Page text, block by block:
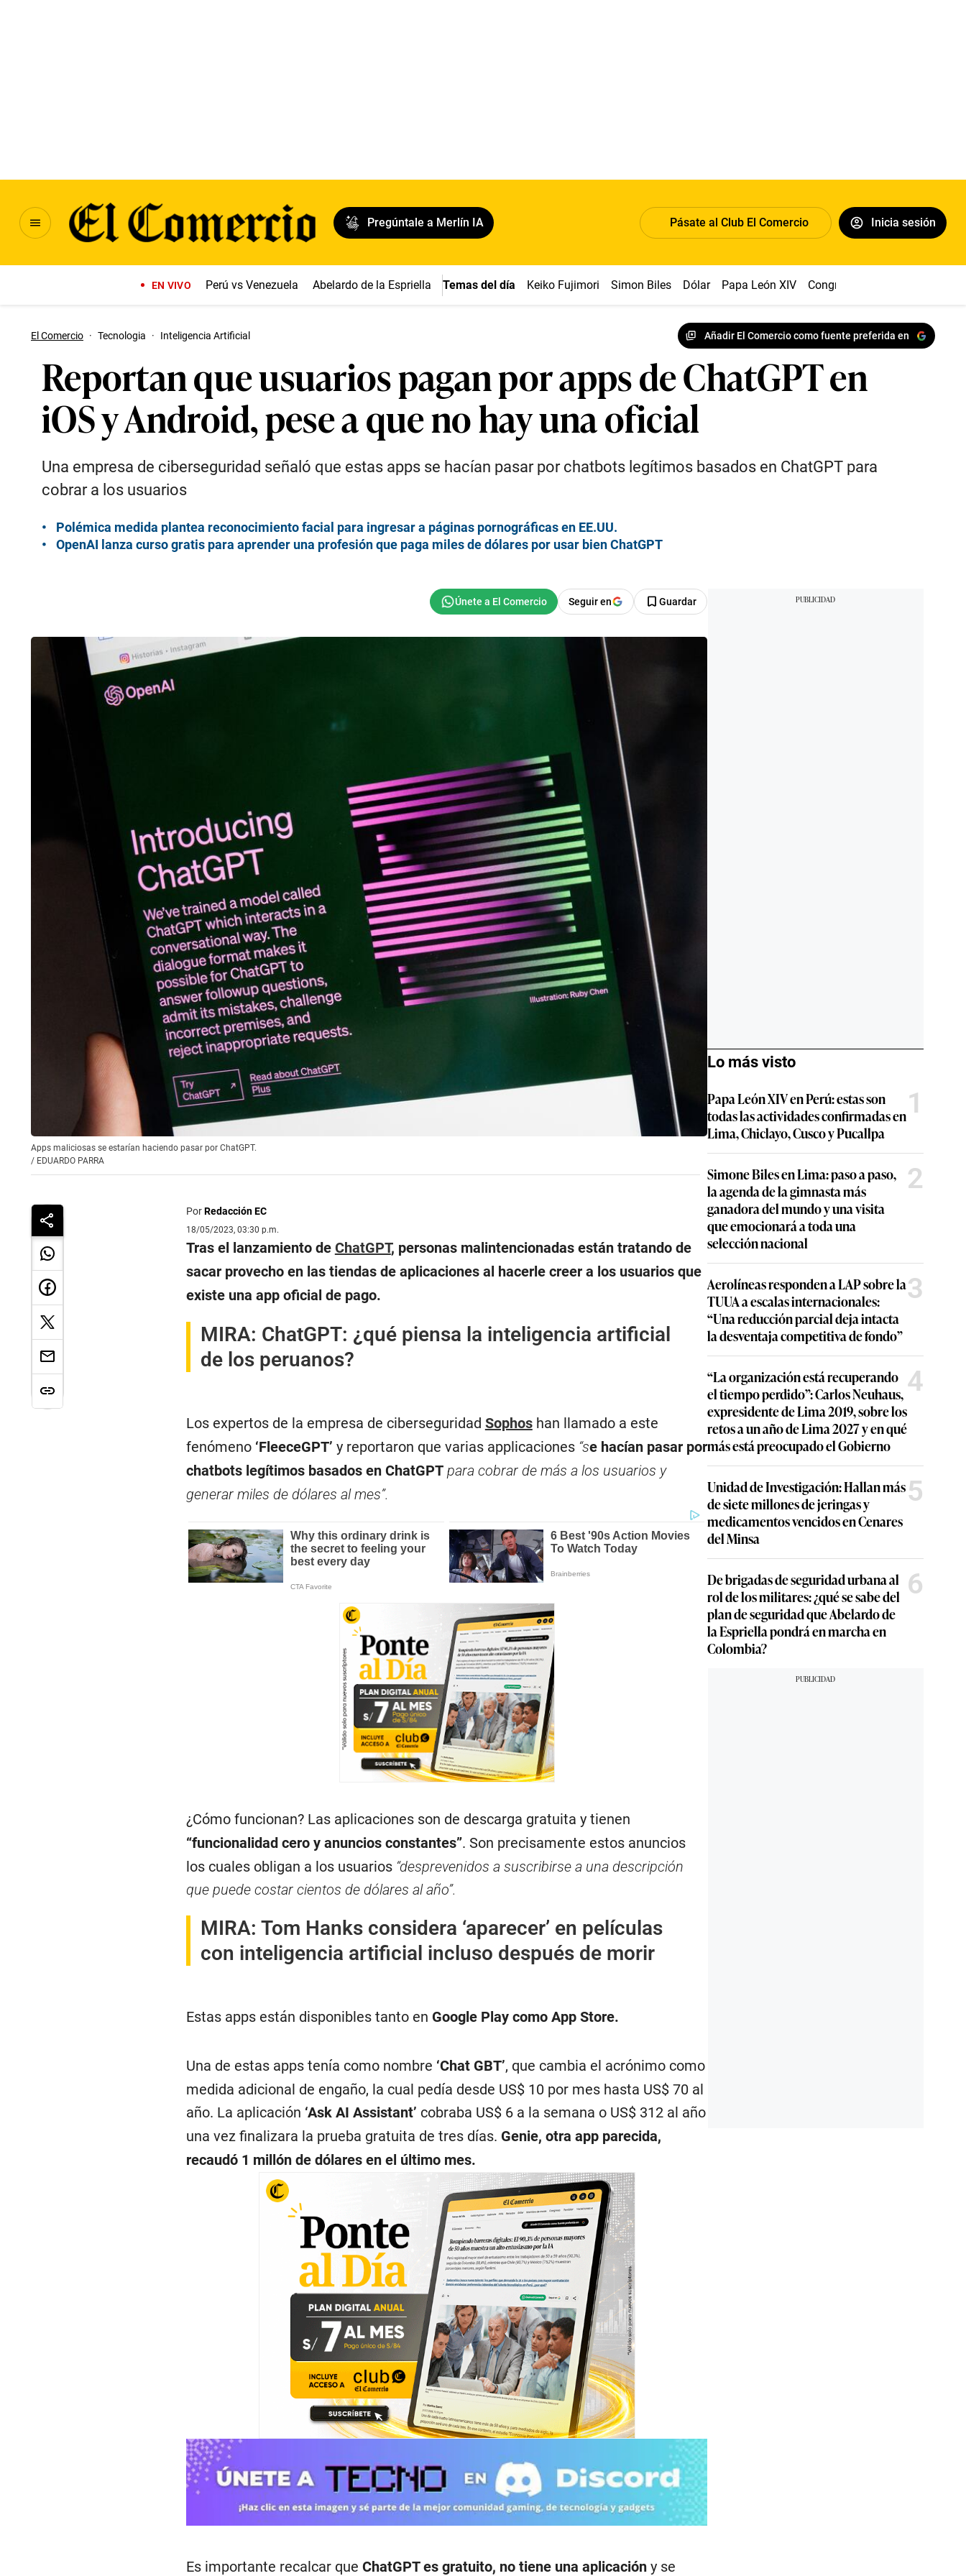
Pregúntale a Merlín IA Pásate al Club El Comercio Inicia sesión
EN VIVO Perú vs Venezuela Abelardo de la Espriella Temas del día Keiko Fujimori Simon Biles Dólar Papa León XIV Congreso
El Comercio · Tecnologia · Inteligencia Artificial Añadir El Comercio como fuente preferida en
Reportan que usuarios pagan por apps de ChatGPT en
iOS y Android, pese a que no hay una oficial
Una empresa de ciberseguridad señaló que estas apps se hacían pasar por chatbots legítimos basados en ChatGPT para
cobrar a los usuarios
Polémica medida plantea reconocimiento facial para ingresar a páginas pornográficas en EE.UU.
OpenAI lanza curso gratis para aprender una profesión que paga miles de dólares por usar bien ChatGPT
Seguir en Guardar
Apps maliciosas se estarían haciendo pasar por ChatGPT.
/ EDUARDO PARRA
PorRedacción EC
18/05/2023, 03:30 p.m.
Tras el lanzamiento de ChatGPT, personas malintencionadas están tratando de
sacar provecho en las tiendas de aplicaciones al hacerle creer a los usuarios que
existe una app oficial de pago.
MIRA: ChatGPT: ¿qué piensa la inteligencia artificial
de los peruanos?
Los expertos de la empresa de ciberseguridad Sophoshan llamado a este
fenómeno ‘FleeceGPT’ y reportaron que varias applicaciones “se hacían pasar por
chatbots legítimos basados en ChatGPTpara cobrar de más a los usuarios y
generar miles de dólares al mes”.
¿Cómo funcionan? Las aplicaciones son de descarga gratuita y tienen
“funcionalidad cero y anuncios constantes”. Son precisamente estos anuncios
los cuales obligan a los usuarios “desprevenidos a suscribirse a una descripción
que puede costar cientos de dólares al año”.
MIRA: Tom Hanks considera ‘aparecer’ en películas
con inteligencia artificial incluso después de morir
Estas apps están disponibles tanto en Google Play como App Store.
Una de estas apps tenía como nombre ‘Chat GBT’, que cambia el acrónimo como
medida adicional de engaño, la cual pedía desde US$ 10 por mes hasta US$ 70 al
año. La aplicación ‘Ask AI Assistant’ cobraba US$ 6 a la semana o US$ 312 al año
una vez finalizara la prueba gratuita de tres días. Genie, otra app parecida,
recaudó 1 millón de dólares en el último mes.
Es importante recalcar que ChatGPT es gratuito, no tiene una aplicación y se
Lo más visto
Papa León XIV en Perú: estas son
todas las actividades confirmadas en
Lima, Chiclayo, Cusco y Pucallpa
1
Simone Biles en Lima: paso a paso,
la agenda de la gimnasta más
ganadora del mundo y una visita
que emocionará a toda una
selección nacional
2
Aerolíneas responden a LAP sobre la
TUUA a escalas internacionales:
“Una reducción parcial deja intacta
la desventaja competitiva de fondo”
3
“La organización está recuperando
el tiempo perdido”: Carlos Neuhaus,
expresidente de Lima 2019, sobre los
retos a un año de Lima 2027 y en qué
más está preocupado el Gobierno
4
Unidad de Investigación: Hallan más
de siete millones de jeringas y
medicamentos vencidos en Cenares
del Minsa
5
De brigadas de seguridad urbana al
rol de los militares: ¿qué se sabe del
plan de seguridad que Abelardo de
la Espriella pondrá en marcha en
Colombia?
6